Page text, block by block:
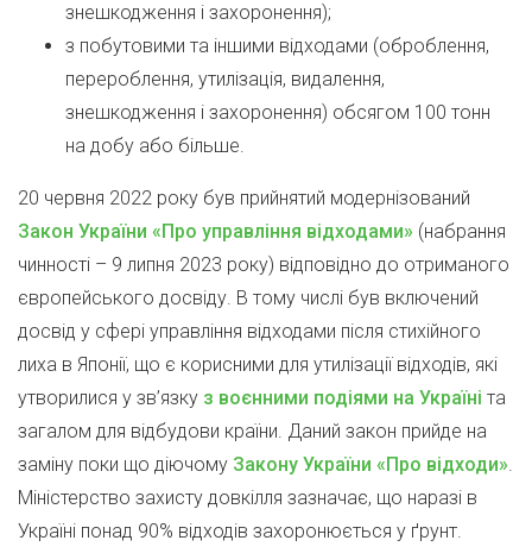
знешкодження і захоронення);
з побутовими та іншими відходами (оброблення,
перероблення, утилізація, видалення,
знешкодження і захоронення) обсягом 100 тонн
на добу або більше.
20 червня 2022 року був прийнятий модернізований
Закон України «Про управління відходами» (набрання
чинності – 9 липня 2023 року) відповідно до отриманого
європейського досвіду. В тому числі був включений
досвід у сфері управління відходами після стихійного
лиха в Японії, що є корисними для утилізації відходів, які
утворилися у зв’язку з воєнними подіями на Україні та
загалом для відбудови країни. Даний закон прийде на
заміну поки що діючому Закону України «Про відходи».
Міністерство захисту довкілля зазначає, що наразі в
Україні понад 90% відходів захоронюється у ґрунт.